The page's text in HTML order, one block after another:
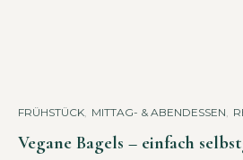
FRÜHSTÜCK MITTAG- & ABENDESSEN
Vegane Bagels – einfach